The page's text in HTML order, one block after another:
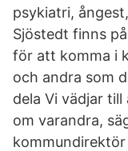
psykiatri,
Sjöstedt finns
för att komma i
och andra som
dela Vi vädjar
om varandra,
kommundirektör